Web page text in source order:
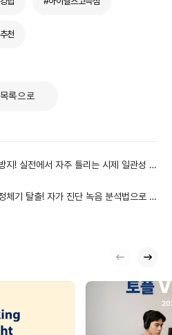
천
목록으로
지! 실전에서 자주 틀리는 시제 일관성 완
체기 탈출! 자가 진단 녹음 분석법으로 점